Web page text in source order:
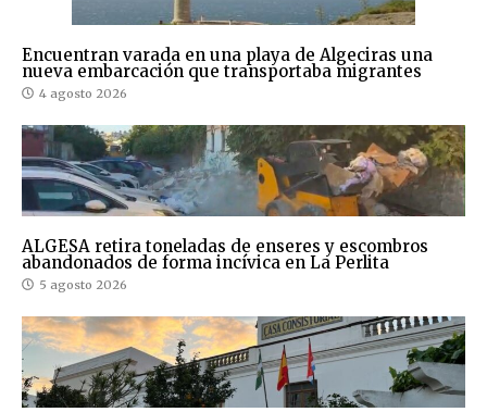
Encuentran varada en una playa de Algeciras una
nueva embarcación que transportaba migrantes
4 agosto 2026
ALGESA retira toneladas de enseres y escombros
abandonados de forma incívica en La Perlita
5 agosto 2026